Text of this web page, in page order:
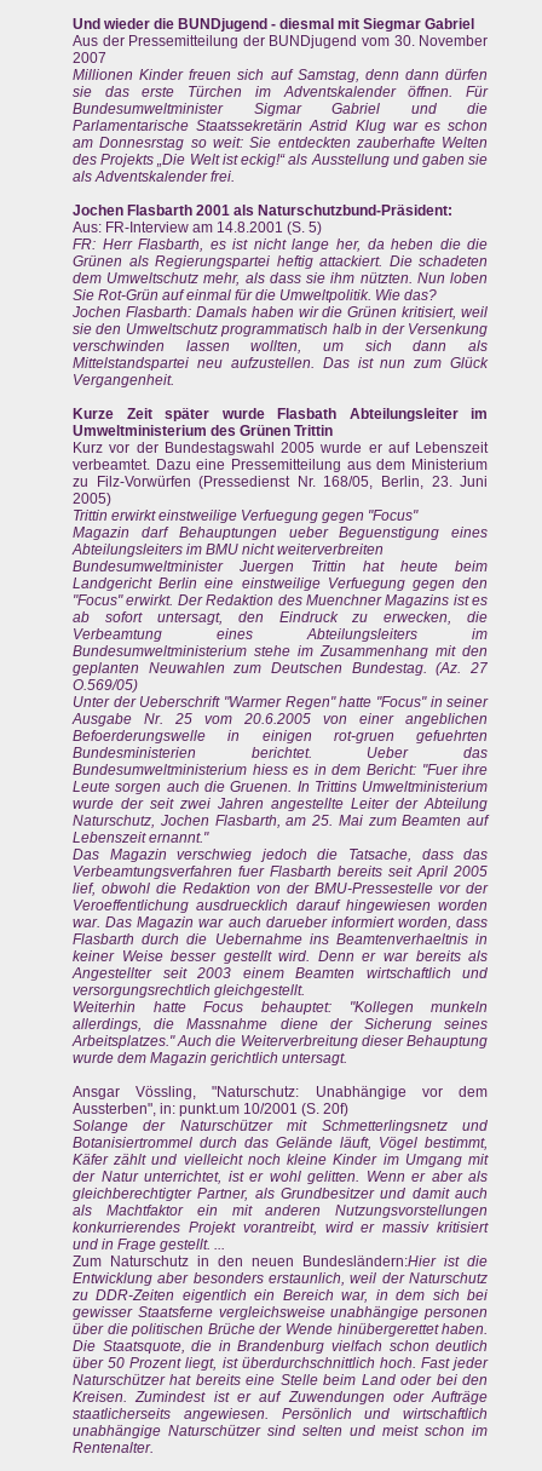
Und wieder die BUNDjugend - diesmal mit Siegmar Gabriel
Aus der Pressemitteilung der BUNDjugend vom 30. November
2007
Millionen Kinder freuen sich auf Samstag, denn dann dürfen
sie das erste Türchen im Adventskalender öffnen. Für
Bundesumweltminister Sigmar Gabriel und die
Parlamentarische Staatssekretärin Astrid Klug war es schon
am Donnesrstag so weit: Sie entdeckten zauberhafte Welten
des Projekts „Die Welt ist eckig!“ als Ausstellung und gaben sie
als Adventskalender frei.
Jochen Flasbarth 2001 als Naturschutzbund-Präsident:
Aus: FR-Interview am 14.8.2001 (S. 5)
FR: Herr Flasbarth, es ist nicht lange her, da heben die die
Grünen als Regierungspartei heftig attackiert. Die schadeten
dem Umweltschutz mehr, als dass sie ihm nützten. Nun loben
Sie Rot-Grün auf einmal für die Umweltpolitik. Wie das?
Jochen Flasbarth: Damals haben wir die Grünen kritisiert, weil
sie den Umweltschutz programmatisch halb in der Versenkung
verschwinden lassen wollten, um sich dann als
Mittelstandspartei neu aufzustellen. Das ist nun zum Glück
Vergangenheit.
Kurze Zeit später wurde Flasbath Abteilungsleiter im
Umweltministerium des Grünen Trittin
Kurz vor der Bundestagswahl 2005 wurde er auf Lebenszeit
verbeamtet. Dazu eine Pressemitteilung aus dem Ministerium
zu Filz-Vorwürfen (Pressedienst Nr. 168/05, Berlin, 23. Juni
2005)
Trittin erwirkt einstweilige Verfuegung gegen "Focus"
Magazin darf Behauptungen ueber Beguenstigung eines
Abteilungsleiters im BMU nicht weiterverbreiten
Bundesumweltminister Juergen Trittin hat heute beim
Landgericht Berlin eine einstweilige Verfuegung gegen den
"Focus" erwirkt. Der Redaktion des Muenchner Magazins ist es
ab sofort untersagt, den Eindruck zu erwecken, die
Verbeamtung eines Abteilungsleiters im
Bundesumweltministerium stehe im Zusammenhang mit den
geplanten Neuwahlen zum Deutschen Bundestag. (Az. 27
O.569/05)
Unter der Ueberschrift "Warmer Regen" hatte "Focus" in seiner
Ausgabe Nr. 25 vom 20.6.2005 von einer angeblichen
Befoerderungswelle in einigen rot-gruen gefuehrten
Bundesministerien berichtet. Ueber das
Bundesumweltministerium hiess es in dem Bericht: "Fuer ihre
Leute sorgen auch die Gruenen. In Trittins Umweltministerium
wurde der seit zwei Jahren angestellte Leiter der Abteilung
Naturschutz, Jochen Flasbarth, am 25. Mai zum Beamten auf
Lebenszeit ernannt."
Das Magazin verschwieg jedoch die Tatsache, dass das
Verbeamtungsverfahren fuer Flasbarth bereits seit April 2005
lief, obwohl die Redaktion von der BMU-Pressestelle vor der
Veroeffentlichung ausdruecklich darauf hingewiesen worden
war. Das Magazin war auch darueber informiert worden, dass
Flasbarth durch die Uebernahme ins Beamtenverhaeltnis in
keiner Weise besser gestellt wird. Denn er war bereits als
Angestellter seit 2003 einem Beamten wirtschaftlich und
versorgungsrechtlich gleichgestellt.
Weiterhin hatte Focus behauptet: "Kollegen munkeln
allerdings, die Massnahme diene der Sicherung seines
Arbeitsplatzes." Auch die Weiterverbreitung dieser Behauptung
wurde dem Magazin gerichtlich untersagt.
Ansgar Vössling, "Naturschutz: Unabhängige vor dem
Aussterben", in: punkt.um 10/2001 (S. 20f)
Solange der Naturschützer mit Schmetterlingsnetz und
Botanisiertrommel durch das Gelände läuft, Vögel bestimmt,
Käfer zählt und vielleicht noch kleine Kinder im Umgang mit
der Natur unterrichtet, ist er wohl gelitten. Wenn er aber als
gleichberechtigter Partner, als Grundbesitzer und damit auch
als Machtfaktor ein mit anderen Nutzungsvorstellungen
konkurrierendes Projekt vorantreibt, wird er massiv kritisiert
und in Frage gestellt. ...
Zum Naturschutz in den neuen Bundesländern:Hier ist die
Entwicklung aber besonders erstaunlich, weil der Naturschutz
zu DDR-Zeiten eigentlich ein Bereich war, in dem sich bei
gewisser Staatsferne vergleichsweise unabhängige personen
über die politischen Brüche der Wende hinübergerettet haben.
Die Staatsquote, die in Brandenburg vielfach schon deutlich
über 50 Prozent liegt, ist überdurchschnittlich hoch. Fast jeder
Naturschützer hat bereits eine Stelle beim Land oder bei den
Kreisen. Zumindest ist er auf Zuwendungen oder Aufträge
staatlicherseits angewiesen. Persönlich und wirtschaftlich
unabhängige Naturschützer sind selten und meist schon im
Rentenalter.